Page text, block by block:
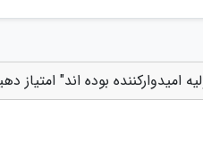
بوده اند" امتیاز